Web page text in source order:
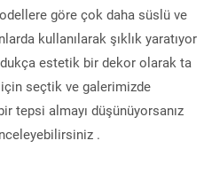
göre çok daha süslü ve
kullanılarak şıklık yaratıyor
estetik bir dekor olarak ta
seçtik ve galerimizde
tepsi almayı düşünüyorsanız
.